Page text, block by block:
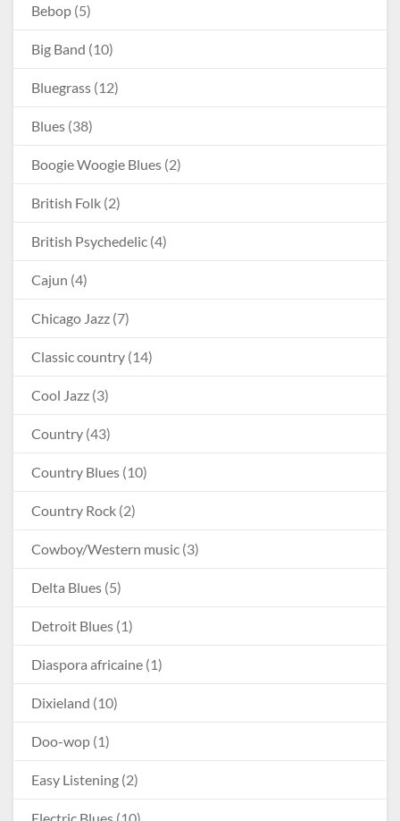
Bebop (5)
Big Band (10)
Bluegrass (12)
Blues (38)
Boogie Woogie Blues (2)
British Folk (2)
British Psychedelic (4)
Cajun (4)
Chicago Jazz (7)
Classic country (14)
Cool Jazz (3)
Country (43)
Country Blues (10)
Country Rock (2)
Cowboy/Western music (3)
Delta Blues (5)
Detroit Blues (1)
Diaspora africaine (1)
Dixieland (10)
Doo-wop (1)
Easy Listening (2)
Electric Blues (10)